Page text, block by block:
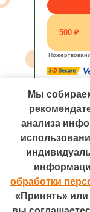
500 ₽
Адрес:
Мы
анализа
обработки
«Принять»